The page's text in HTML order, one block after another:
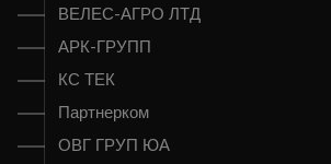
ВЕЛЕС-АГРО ЛТД
АРК-ГРУПП
КС ТЕК
Партнерком
ОВГ ГРУП ЮА